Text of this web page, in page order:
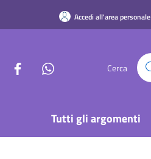
Accedi all'area personale
Cerca
Tutti gli argomenti